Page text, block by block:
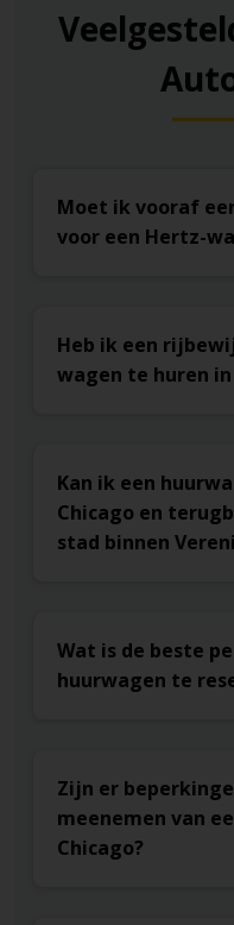
Moet ik vooraf
voor een Hertz-
Heb ik een
wagen te huren in
Kan ik een
Chicago en
stad binnen
Wat is de beste
huurwagen te
Zijn er
meenemen van
Chicago?